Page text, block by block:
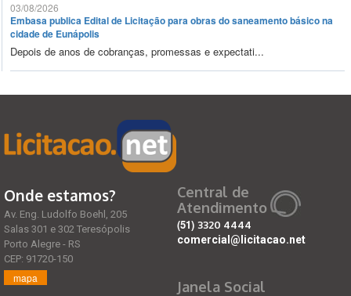
03/08/2026
Embasa publica Edital de Licitação para obras do saneamento básico na
cidade de Eunápolis
Depois de anos de cobranças, promessas e expectati...
Onde estamos?
Av. Eng. Ludolfo Boehl, 205
Salas 301 e 302 Teresópolis
Porto Alegre - RS
CEP: 91720-150
mapa
Central de
Atendimento
(51) 3320 4444
comercial@licitacao.net
Janela Social